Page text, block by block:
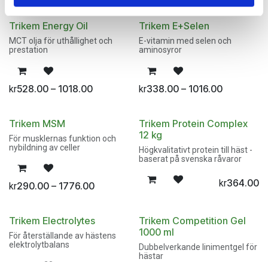
Trikem Energy Oil
MCT olja för uthållighet och
prestation
kr528.00 – 1018.00
Trikem E+Selen
E-vitamin med selen och
aminosyror
kr338.00 – 1016.00
Trikem MSM
För musklernas funktion och
nybildning av celler
kr290.00 – 1776.00
Trikem Protein Complex
12 kg
Högkvalitativt protein till häst -
baserat på svenska råvaror
kr364.00
Trikem Electrolytes
För återställande av hästens
elektrolytbalans
Trikem Competition Gel
1000 ml
Dubbelverkande linimentgel för
hästar